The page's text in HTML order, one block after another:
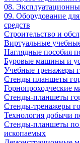
08.
09. Оборудование
средств
Строительство и
Виртуальные
Наглядные пособия
Буровые машины и
Учебные тренажеры
Стенды планшеты
Горнопроходческие
Стенды-планшеты
Стенды-тренажеры
Технология добычи
Стенды-планшеты по
ископаемых